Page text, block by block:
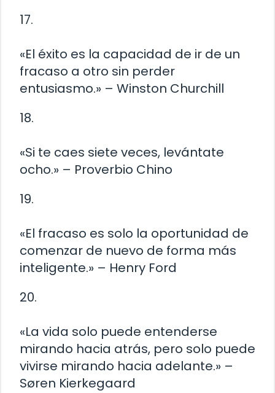
17.
«El éxito es la capacidad de ir de un
fracaso a otro sin perder
entusiasmo.» – Winston Churchill
18.
«Si te caes siete veces, levántate
ocho.» – Proverbio Chino
19.
«El fracaso es solo la oportunidad de
comenzar de nuevo de forma más
inteligente.» – Henry Ford
20.
«La vida solo puede entenderse
mirando hacia atrás, pero solo puede
vivirse mirando hacia adelante.» –
Søren Kierkegaard